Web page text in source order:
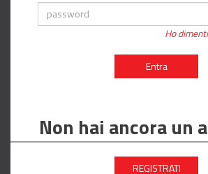
Ho
Entra
Non hai ancora un
REGISTRATI